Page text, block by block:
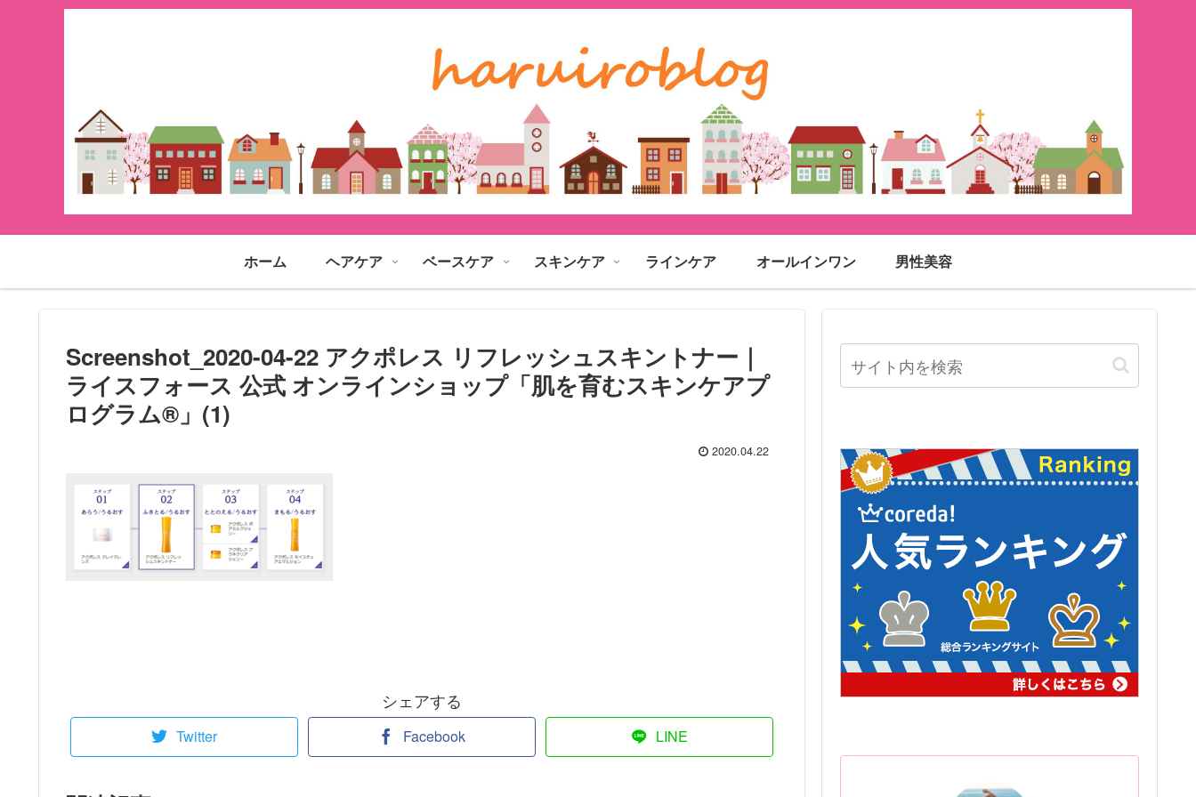
ホーム ヘアケア ベースケア スキンケア ラインケア オールインワン 男性美容
Screenshot_2020-04-22 アクポレス リフレッシュスキントナー｜
ライスフォース 公式 オンラインショップ「肌を育むスキンケアプ
ログラム®」(1)
2020.04.22
シェアする
Twitter Facebook LINE